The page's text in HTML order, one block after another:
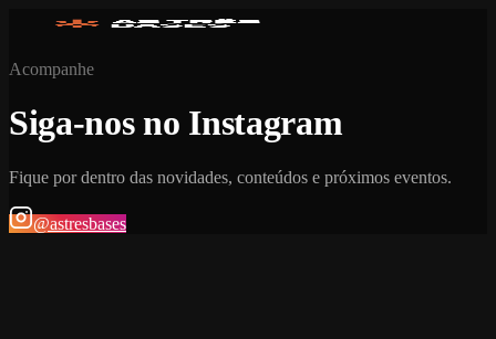
Acompanhe
Siga-nos no Instagram
Fique por dentro das novidades, conteúdos e próximos eventos.
@astresbases